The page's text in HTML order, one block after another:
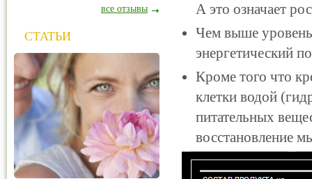
А это означает
Чем выше уровень
энергетический
Кроме того что
клетки водой
питательных
восстановление
все отзывы
СТАТЬИ